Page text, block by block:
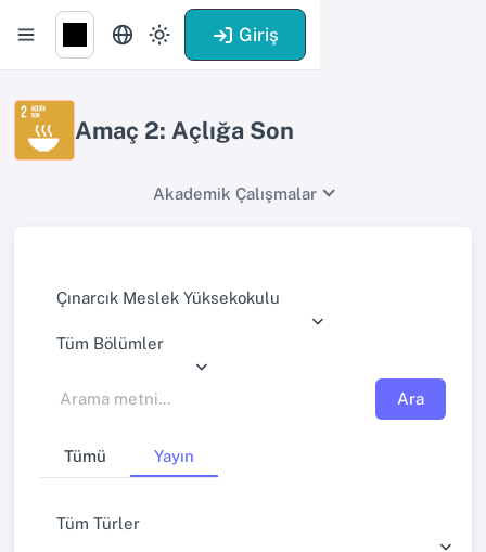
Giriş
Amaç 2: Açlığa Son
Akademik Çalışmalar
Çınarcık Meslek Yüksekokulu
Tüm Bölümler
Ara
Tümü Yayın
Tüm Türler